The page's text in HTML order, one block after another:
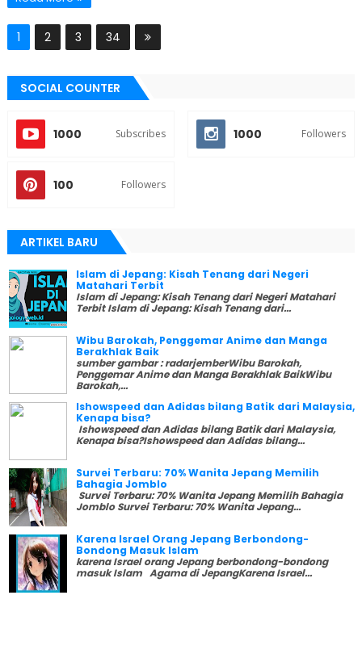
1 2 3 34
SOCIAL COUNTER
1000 Subscribes 1000 Followers
100 Followers
ARTIKEL BARU
Islam di Jepang: Kisah Tenang dari Negeri
Matahari Terbit
Islam di Jepang: Kisah Tenang dari Negeri Matahari
Terbit Islam di Jepang: Kisah Tenang dari...
Wibu Barokah, Penggemar Anime dan Manga
Berakhlak Baik
sumber gambar : radarjemberWibu Barokah,
Penggemar Anime dan Manga Berakhlak BaikWibu
Barokah,...
Ishowspeed dan Adidas bilang Batik dari Malaysia,
Kenapa bisa?
Ishowspeed dan Adidas bilang Batik dari Malaysia,
Kenapa bisa?Ishowspeed dan Adidas bilang...
Survei Terbaru: 70% Wanita Jepang Memilih
Bahagia Jomblo
Survei Terbaru: 70% Wanita Jepang Memilih Bahagia
Jomblo Survei Terbaru: 70% Wanita Jepang...
Karena Israel Orang Jepang Berbondong-
Bondong Masuk Islam
karena Israel orang Jepang berbondong-bondong
masuk Islam Agama di JepangKarena Israel...